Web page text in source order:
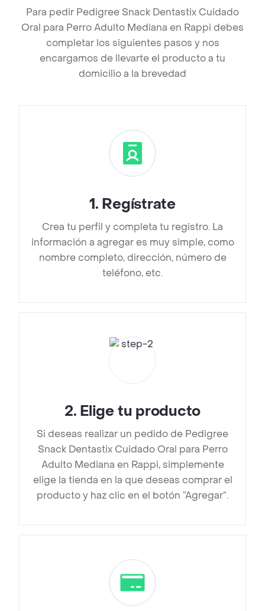
Para pedir Pedigree Snack Dentastix Cuidado
Oral para Perro Adulto Mediana en Rappi debes
completar los siguientes pasos y nos
encargamos de llevarte el producto a tu
domicilio a la brevedad
1. Regístrate
Crea tu perfil y completa tu registro. La
información a agregar es muy simple, como
nombre completo, dirección, número de
teléfono, etc.
2. Elige tu producto
Si deseas realizar un pedido de Pedigree
Snack Dentastix Cuidado Oral para Perro
Adulto Mediana en Rappi, simplemente
elige la tienda en la que deseas comprar el
producto y haz clic en el botón “Agregar”.